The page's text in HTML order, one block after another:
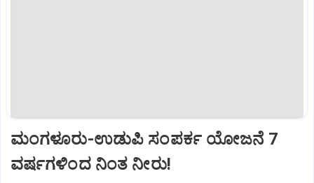
ಮಂಗಳೂರು-ಉಡುಪಿ ಸಂಪರ್ಕ ಯೋಜನೆ 7
ವರ್ಷಗಳಿಂದ ನಿಂತ ನೀರು!